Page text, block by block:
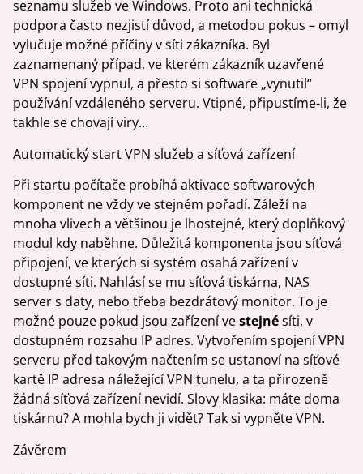
seznamu služeb ve Windows. Proto ani technická
podpora často nezjistí důvod, a metodou pokus – omyl
vylučuje možné příčiny v síti zákazníka. Byl
zaznamenaný případ, ve kterém zákazník uzavřené
VPN spojení vypnul, a přesto si software „vynutil“
používání vzdáleného serveru. Vtipné, připustíme-li, že
takhle se chovají viry…
Automatický start VPN služeb a síťová zařízení
Při startu počítače probíhá aktivace softwarových
komponent ne vždy ve stejném pořadí. Záleží na
mnoha vlivech a většinou je lhostejné, který doplňkový
modul kdy naběhne. Důležitá komponenta jsou síťová
připojení, ve kterých si systém osahá zařízení v
dostupné síti. Nahlásí se mu síťová tiskárna, NAS
server s daty, nebo třeba bezdrátový monitor. To je
možné pouze pokud jsou zařízení vestejnésíti, v
dostupném rozsahu IP adres. Vytvořením spojení VPN
serveru před takovým načtením se ustanoví na síťové
kartě IP adresa náležející VPN tunelu, a ta přirozeně
žádná síťová zařízení nevidí. Slovy klasika: máte doma
tiskárnu? A mohla bych ji vidět? Tak si vypněte VPN.
Závěrem